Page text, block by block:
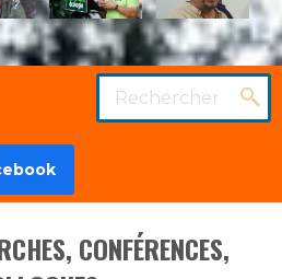
Rechercher
CONFÉRENCES,